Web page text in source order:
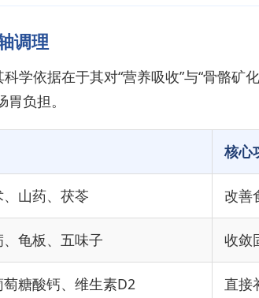
调理
学依据在于其对“营养吸收”与“骨骼矿化
负担。
核心
山药、茯苓 改善
龟板、五味子 收敛
糖酸钙、维生素D2 直接